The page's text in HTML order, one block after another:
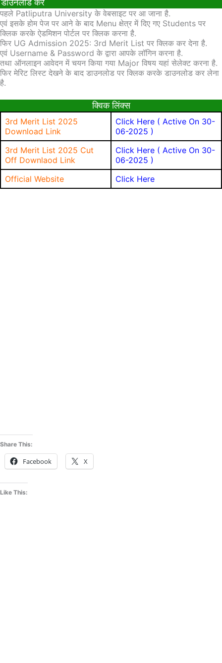
डाउनलोड करें
पहले Patliputra University के वेबसाइट पर आ जाना है.
एवं इसके होम पेज पर आने के बाद Menu क्षेत्र में दिए गए Students पर
क्लिक करके ऐडमिशन पोर्टल पर क्लिक करना है.
फिर UG Admission 2025: 3rd Merit List पर क्लिक कर देना है.
एवं Username & Password के द्वारा आपके लॉगिन करना है.
तथा ऑनलाइन आवेदन में चयन किया गया Major विषय यहां सेलेक्ट करना है.
फिर मेरिट लिस्ट देखने के बाद डाउनलोड पर क्लिक करके डाउनलोड कर लेना
है.
क्विक लिंक्स
3rd Merit List 2025
Download Link
Click Here ( Active On 30-
06-2025 )
3rd Merit List 2025 Cut
Off Downlaod Link
Click Here ( Active On 30-
06-2025 )
Official Website
Click Here
Share This:
Facebook X
Like This: